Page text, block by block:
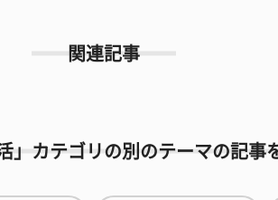
関連記事
」カテゴリの別のテーマの記事